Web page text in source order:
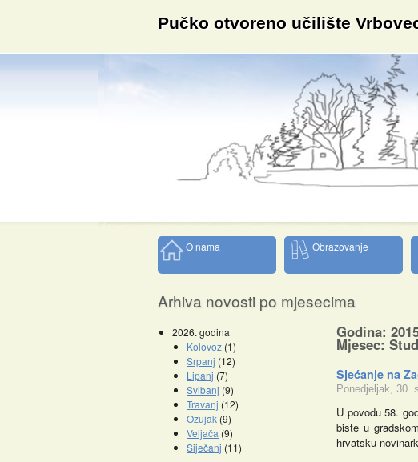
Pučko otvoreno učilište
O nama Obrazovanje
Arhiva novosti po mjesecima
2026. godina
Kolovoz (1)
Srpanj (12)
Lipanj (7)
Svibanj (9)
Travanj (12)
Ožujak (9)
Veljača (9)
Siječanj (11)
Godina:
Mjesec:
Sjećanje na
Ponedjeljak, 30.
U povodu 58.
biste u
hrvatsku